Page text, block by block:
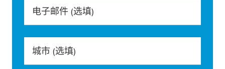
电子邮件 (选填)
城市 (选填)